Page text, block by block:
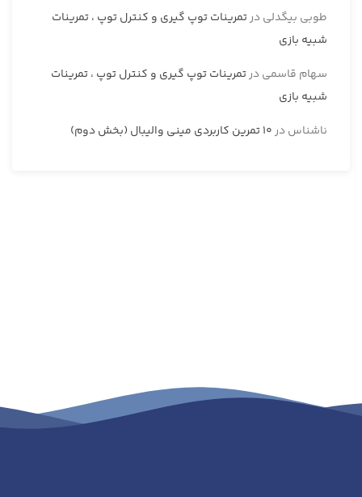
طوبی بیگدلیدرتمرینات توپ گیری و کنترل توپ ، تمرینات
شبیه بازی
سهام قاسمیدرتمرینات توپ گیری و کنترل توپ ، تمرینات
شبیه بازی
ناشناسدر10 تمرین کاربردی مینی والیبال (بخش دوم)